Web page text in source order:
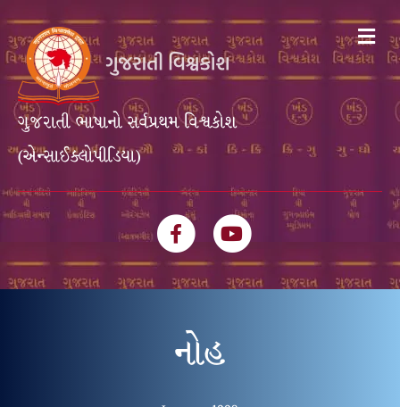
ગુજરાતી ભાષાનો સર્વપ્રથમ વિશ્વકોશ
(એન્સાઈક્લોપીડિયા)
FacebookYoutube
નોહ